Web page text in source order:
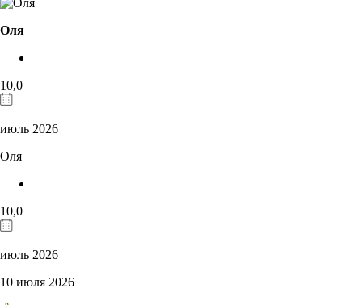
Оля
10,0
июль 2026
Оля
10,0
июль 2026
10 июля 2026